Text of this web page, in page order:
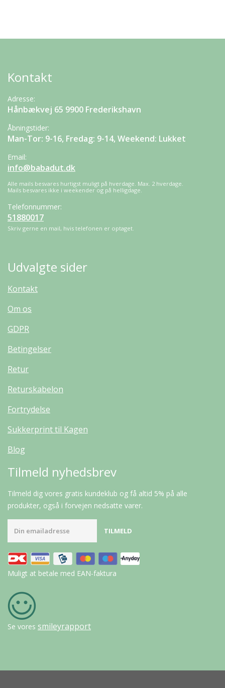
Kontakt
Adresse:
Hånbækvej 65 9900 Frederikshavn
Åbningstider:
Man-Tor: 9-16, Fredag: 9-14, Weekend: Lukket
Email:
info@babadut.dk
Alle mails besvares hurtigst muligt på hverdage. Max. 2 hverdage.
Mails besvares ikke i weekender og på helligdage.
Telefonnummer:
51880017
Skriv gerne en mail, hvis telefonen er optaget.
Udvalgte sider
Kontakt
Om os
GDPR
Betingelser
Retur
Returskabelon
Fortrydelse
Sukkerprint til Kagen
Blog
Tilmeld nyhedsbrev
Tilmeld dig vores gratis kundeklub og få altid 5% på alle
produkter, også i forvejen nedsatte varer.
Muligt at betale med EAN-faktura
Se vores smileyrapport